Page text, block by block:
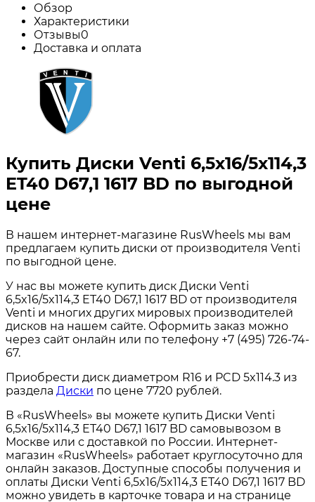
Обзор
Характеристики
Отзывы0
Доставка и оплата
Купить Диски Venti 6,5x16/5x114,3
ET40 D67,1 1617 BD по выгодной
цене
В нашем интернет-магазине RusWheels мы вам
предлагаем купить диски от производителя Venti
по выгодной цене.
У нас вы можете купить диск Диски Venti
6,5x16/5x114,3 ET40 D67,1 1617 BD от производителя
Venti и многих других мировых производителей
дисков на нашем сайте. Оформить заказ можно
через сайт онлайн или по телефону +7 (495) 726-74-
67.
Приобрести диск диаметром R16 и PCD 5x114.3 из
раздела Диски по цене 7720 рублей.
В «RusWheels» вы можете купить Диски Venti
6,5x16/5x114,3 ET40 D67,1 1617 BD самовывозом в
Москве или с доставкой по России. Интернет-
магазин «RusWheels» работает круглосуточно для
онлайн заказов. Доступные способы получения и
оплаты Диски Venti 6,5x16/5x114,3 ET40 D67,1 1617 BD
можно увидеть в карточке товара и на странице